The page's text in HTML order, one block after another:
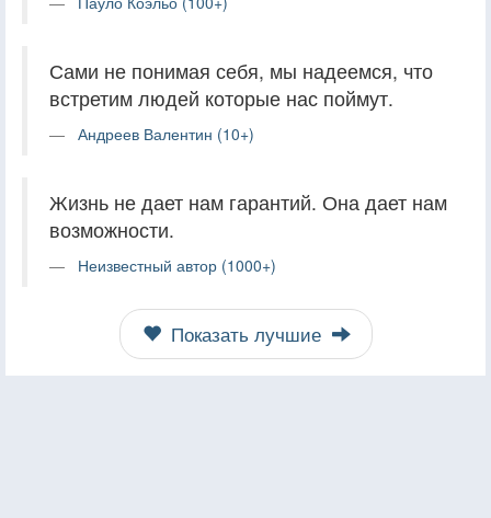
Сами не понимая себя, мы надеемся, что
встретим людей которые нас поймут.
Андреев Валентин (10+)
Жизнь не дает нам гарантий. Она дает нам
возможности.
Неизвестный автор (1000+)
Показать лучшие